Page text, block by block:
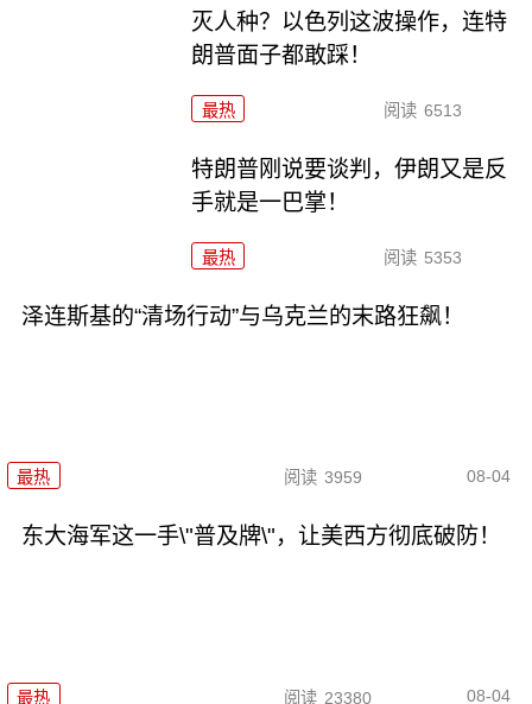
灭人种？以色列这波操作，连特
朗普面子都敢踩！
最热 阅读 6513
特朗普刚说要谈判，伊朗又是反
手就是一巴掌！
最热 阅读 5353
泽连斯基的“清场行动”与乌克兰的末路狂飙！
最热 阅读 3959 08-04
东大海军这一手\"普及牌\"，让美西方彻底破防！
最热 阅读 23380 08-04